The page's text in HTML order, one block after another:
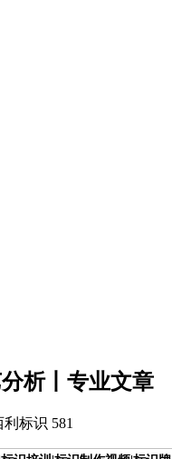
析丨专业文章
利标识 581